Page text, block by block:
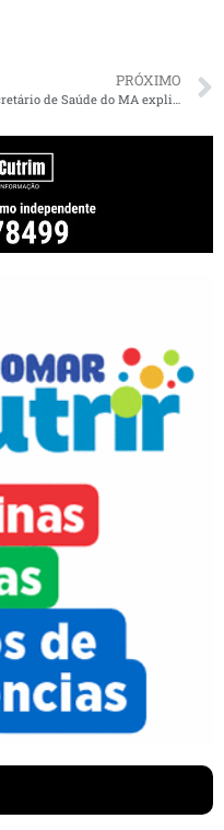
PRÓXIMO
Secretário de Saúde do MA explica uso da cloroquina para tratamento de pacientes com Covid-19